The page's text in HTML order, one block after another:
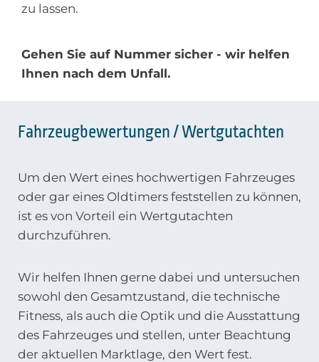
zu lassen.
Gehen Sie auf Nummer sicher - wir helfen
Ihnen nach dem Unfall.
Fahrzeugbewertungen / Wertgutachten
Um den Wert eines hochwertigen Fahrzeuges
oder gar eines Oldtimers feststellen zu können,
ist es von Vorteil ein Wertgutachten
durchzuführen.
Wir helfen Ihnen gerne dabei und untersuchen
sowohl den Gesamtzustand, die technische
Fitness, als auch die Optik und die Ausstattung
des Fahrzeuges und stellen, unter Beachtung
der aktuellen Marktlage, den Wert fest.